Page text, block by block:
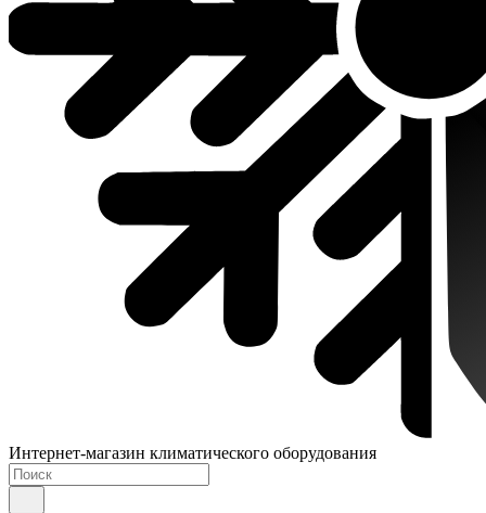
Интернет-магазин климатического оборудования